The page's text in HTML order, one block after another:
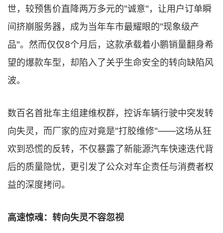
世，较预售价直降两万多元的"诚意"，让用户订单瞬
间挤崩服务器，成为当年车市最耀眼的"现象级产
品"。然而仅仅8个月后，这款承载着小鹏销量翻身希
望的爆款车型，却陷入了关乎生命安全的转向缺陷风
波。
数百名首批车主组建维权群，控诉车辆行驶中突发转
向失灵，而厂家的应对竟是"打胶维修"——这场从狂
欢到恐慌的反转，不仅暴露了新能源汽车快速迭代背
后的质量隐忧，更引发了公众对车企责任与消费者权
益的深度拷问。
高速惊魂：转向失灵不容忽视